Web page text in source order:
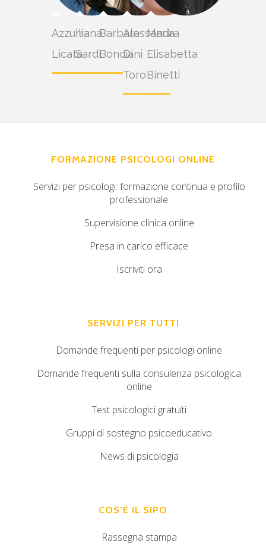
Azzurra
Licata
Iliana
Sardi
Barbara
Bonciani
Alessandra
Di
Toro
Maria
Elisabetta
Binetti
FORMAZIONE PSICOLOGI ONLINE
Servizi per psicologi: formazione continua e profilo
professionale
Supervisione clinica online
Presa in carico efficace
Iscriviti ora
SERVIZI PER TUTTI
Domande frequenti per psicologi online
Domande frequenti sulla consulenza psicologica
online
Test psicologici gratuiti
Gruppi di sostegno psicoeducativo
News di psicologia
COS’È IL SIPO
Rassegna stampa